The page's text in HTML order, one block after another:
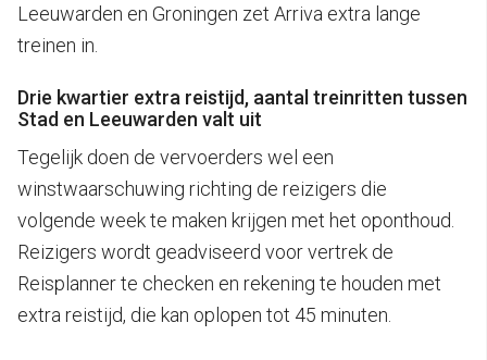
Leeuwarden en Groningen zet Arriva extra lange
treinen in.
Drie kwartier extra reistijd, aantal treinritten tussen
Stad en Leeuwarden valt uit
Tegelijk doen de vervoerders wel een
winstwaarschuwing richting de reizigers die
volgende week te maken krijgen met het oponthoud.
Reizigers wordt geadviseerd voor vertrek de
Reisplanner te checken en rekening te houden met
extra reistijd, die kan oplopen tot 45 minuten.